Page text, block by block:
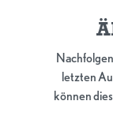
letzten
können